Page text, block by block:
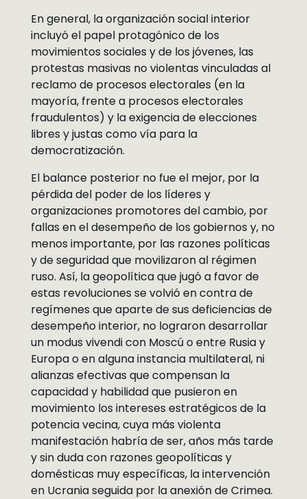
En general, la organización social interior
incluyó el papel protagónico de los
movimientos sociales y de los jóvenes, las
protestas masivas no violentas vinculadas al
reclamo de procesos electorales (en la
mayoría, frente a procesos electorales
fraudulentos) y la exigencia de elecciones
libres y justas como vía para la
democratización.
El balance posterior no fue el mejor, por la
pérdida del poder de los líderes y
organizaciones promotores del cambio, por
fallas en el desempeño de los gobiernos y, no
menos importante, por las razones políticas
y de seguridad que movilizaron al régimen
ruso. Así, la geopolítica que jugó a favor de
estas revoluciones se volvió en contra de
regímenes que aparte de sus deficiencias de
desempeño interior, no lograron desarrollar
un modus vivendi con Moscú o entre Rusia y
Europa o en alguna instancia multilateral, ni
alianzas efectivas que compensan la
capacidad y habilidad que pusieron en
movimiento los intereses estratégicos de la
potencia vecina, cuya más violenta
manifestación habría de ser, años más tarde
y sin duda con razones geopolíticas y
domésticas muy específicas, la intervención
en Ucrania seguida por la anexión de Crimea.